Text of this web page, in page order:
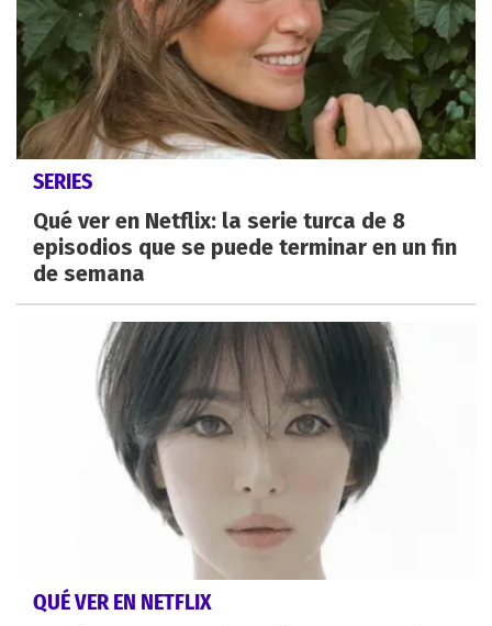
SERIES
Qué ver en Netflix: la serie turca de 8
episodios que se puede terminar en un fin
de semana
QUÉ VER EN NETFLIX